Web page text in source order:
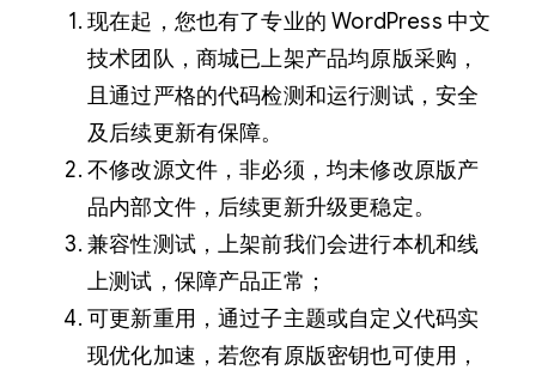
现在起，您也有了专业的 WordPress 中文
技术团队，商城已上架产品均原版采购，
且通过严格的代码检测和运行测试，安全
及后续更新有保障。
不修改源文件，非必须，均未修改原版产
品内部文件，后续更新升级更稳定。
兼容性测试，上架前我们会进行本机和线
上测试，保障产品正常；
可更新重用，通过子主题或自定义代码实
现优化加速，若您有原版密钥也可使用，